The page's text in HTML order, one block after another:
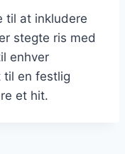
til at inkludere
stegte ris med
enhver
til en festlig
et hit.